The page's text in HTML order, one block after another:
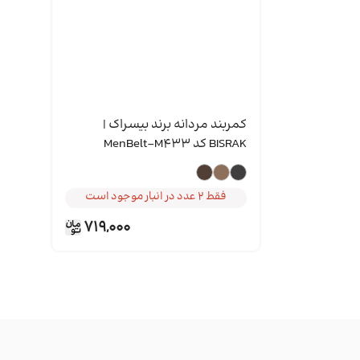
کمربند مردانه برند بیسراک |
BISRAK کد MenBelt-M433خریداری شده توسط 4 نفر
خریداری شده توسط 4 نفر
فقط 2 عدد در انبار موجود است
719,000